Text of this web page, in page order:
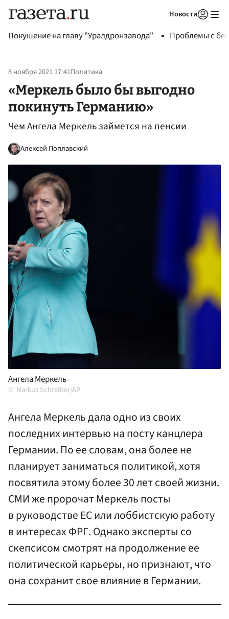
Новости
Покушение на главу "Уралдронзавода" Проблемы с
8 ноября 2021 17:41Политика
«Меркель было бы выгодно
покинуть Германию»
Чем Ангела Меркель займется на пенсии
Алексей Поплавский
Ангела Меркель
Markus Schreiber/AP
Ангела Меркель дала одно из своих
последних интервью на посту канцлера
Германии. По ее словам, она более не
планирует заниматься политикой, хотя
посвятила этому более 30 лет своей жизни.
СМИ же пророчат Меркель посты
в руководстве ЕС или лоббистскую работу
в интересах ФРГ. Однако эксперты со
скепсисом смотрят на продолжение ее
политической карьеры, но признают, что
она сохранит свое влияние в Германии.